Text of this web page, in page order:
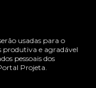
usadas para o
produtiva e agradável
pessoais dos
Projeta.